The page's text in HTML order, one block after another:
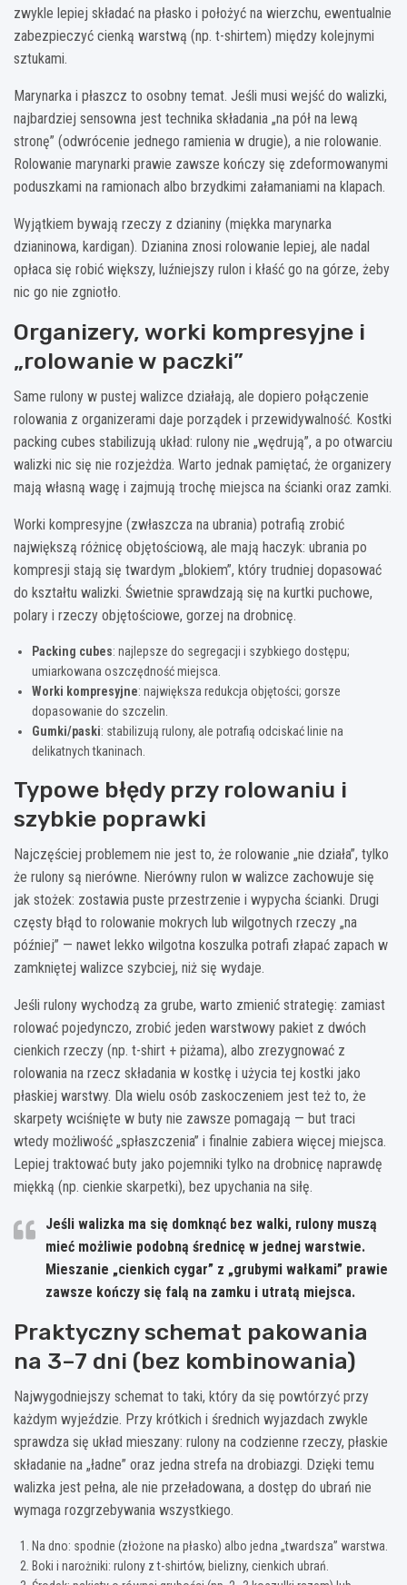
zwykle lepiej składać na płasko i położyć na wierzchu, ewentualnie
zabezpieczyć cienką warstwą (np. t-shirtem) między kolejnymi
sztukami.
Marynarka i płaszcz to osobny temat. Jeśli musi wejść do walizki,
najbardziej sensowna jest technika składania „na pół na lewą
stronę” (odwrócenie jednego ramienia w drugie), a nie rolowanie.
Rolowanie marynarki prawie zawsze kończy się zdeformowanymi
poduszkami na ramionach albo brzydkimi załamaniami na klapach.
Wyjątkiem bywają rzeczy z dzianiny (miękka marynarka
dzianinowa, kardigan). Dzianina znosi rolowanie lepiej, ale nadal
opłaca się robić większy, luźniejszy rulon i kłaść go na górze, żeby
nic go nie zgniotło.
Organizery, worki kompresyjne i
„rolowanie w paczki”
Same rulony w pustej walizce działają, ale dopiero połączenie
rolowania z organizerami daje porządek i przewidywalność. Kostki
packing cubes stabilizują układ: rulony nie „wędrują”, a po otwarciu
walizki nic się nie rozjeżdża. Warto jednak pamiętać, że organizery
mają własną wagę i zajmują trochę miejsca na ścianki oraz zamki.
Worki kompresyjne (zwłaszcza na ubrania) potrafią zrobić
największą różnicę objętościową, ale mają haczyk: ubrania po
kompresji stają się twardym „blokiem”, który trudniej dopasować
do kształtu walizki. Świetnie sprawdzają się na kurtki puchowe,
polary i rzeczy objętościowe, gorzej na drobnicę.
Packing cubes: najlepsze do segregacji i szybkiego dostępu;
umiarkowana oszczędność miejsca.
Worki kompresyjne: największa redukcja objętości; gorsze
dopasowanie do szczelin.
Gumki/paski: stabilizują rulony, ale potrafią odciskać linie na
delikatnych tkaninach.
Typowe błędy przy rolowaniu i
szybkie poprawki
Najczęściej problemem nie jest to, że rolowanie „nie działa”, tylko
że rulony są nierówne. Nierówny rulon w walizce zachowuje się
jak stożek: zostawia puste przestrzenie i wypycha ścianki. Drugi
częsty błąd to rolowanie mokrych lub wilgotnych rzeczy „na
później” — nawet lekko wilgotna koszulka potrafi złapać zapach w
zamkniętej walizce szybciej, niż się wydaje.
Jeśli rulony wychodzą za grube, warto zmienić strategię: zamiast
rolować pojedynczo, zrobić jeden warstwowy pakiet z dwóch
cienkich rzeczy (np. t-shirt + piżama), albo zrezygnować z
rolowania na rzecz składania w kostkę i użycia tej kostki jako
płaskiej warstwy. Dla wielu osób zaskoczeniem jest też to, że
skarpety wciśnięte w buty nie zawsze pomagają — but traci
wtedy możliwość „spłaszczenia” i finalnie zabiera więcej miejsca.
Lepiej traktować buty jako pojemniki tylko na drobnicę naprawdę
miękką (np. cienkie skarpetki), bez upychania na siłę.
Jeśli walizka ma się domknąć bez walki, rulony muszą
mieć możliwie podobną średnicę w jednej warstwie.
Mieszanie „cienkich cygar” z „grubymi wałkami” prawie
zawsze kończy się falą na zamku i utratą miejsca.
Praktyczny schemat pakowania
na 3–7 dni (bez kombinowania)
Najwygodniejszy schemat to taki, który da się powtórzyć przy
każdym wyjeździe. Przy krótkich i średnich wyjazdach zwykle
sprawdza się układ mieszany: rulony na codzienne rzeczy, płaskie
składanie na „ładne” oraz jedna strefa na drobiazgi. Dzięki temu
walizka jest pełna, ale nie przeładowana, a dostęp do ubrań nie
wymaga rozgrzebywania wszystkiego.
Na dno: spodnie (złożone na płasko) albo jedna „twardsza” warstwa.
Boki i narożniki: rulony z t-shirtów, bielizny, cienkich ubrań.